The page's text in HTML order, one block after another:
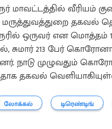
மாவட்டத்தில் வீரியம்
தகவல்
ஒருவர் என மொத்தம்
சுமார் 213 பேர்
நாடு முழுவதும்
தகவல்
லோக்கல் டிரெண்டிங்